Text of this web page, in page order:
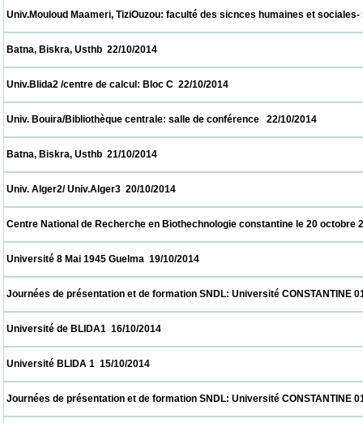
Univ.Mouloud Maameri, TiziOuzou: faculté des sicnces humaines et
Batna, Biskra, Usthb  22/10/2014
Univ.Blida2 /centre de calcul: Bloc C  22/10/2014
Univ. Bouira/Bibliothèque centrale: salle de conférence   22/10/
Batna, Biskra, Usthb  21/10/2014
Univ. Alger2/ Univ.Alger3  20/10/2014
Centre National de Recherche en Biothechnologie constantine le
Université 8 Mai 1945 Guelma  19/10/2014
Journées de présentation et de formation SNDL: Université
Université de BLIDA1  16/10/2014
Université BLIDA 1  15/10/2014
Journées de présentation et de formation SNDL: Université